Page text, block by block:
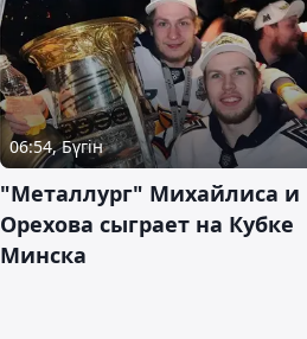
06:54, Бүгін
"Металлург" Михайлиса и
Орехова сыграет на Кубке
Минска